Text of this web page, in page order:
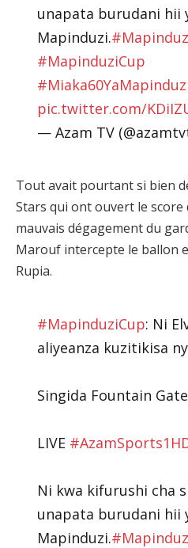
unapata burudani hii
Mapinduzi.
#MapinduziCup
pic.twitter.com/
— Azam TV
Tout avait pourtant si bien
Stars qui ont ouvert le score
mauvais dégagement du
Marouf intercepte le ballon
Rupia.
#MapinduziCup: Ni
aliyeanza kuzitikisa
Singida Fountain
LIVE
Ni kwa kifurushi cha
unapata burudani hii
Mapinduzi.